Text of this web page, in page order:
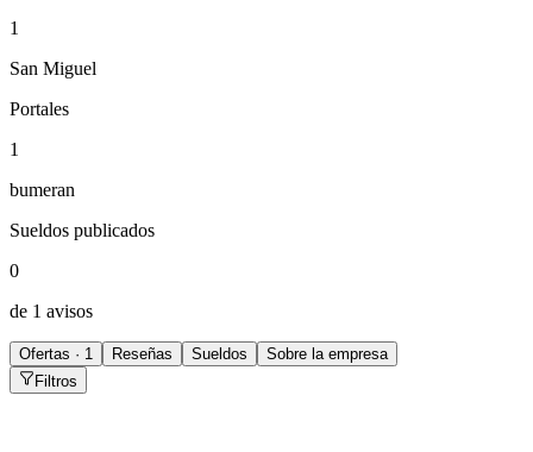
1
San Miguel
Portales
1
bumeran
Sueldos publicados
0
de 1 avisos
Ofertas · 1 Reseñas Sueldos
Sobre la empresa
Filtros